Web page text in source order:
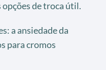
opções de troca útil.
a ansiedade da
para cromos